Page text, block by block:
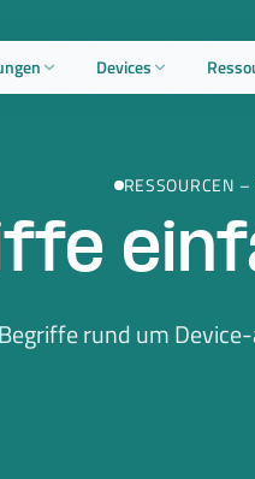
Devices
RESSOURCEN –
rund um